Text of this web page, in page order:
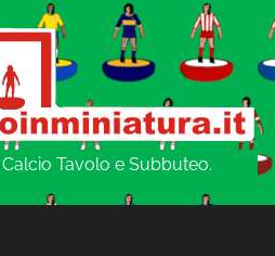
Tavolo e Subbuteo.